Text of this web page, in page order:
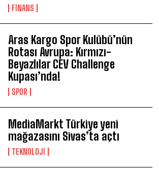
FİNANS
Aras Kargo Spor Kulübü’nün
Rotası Avrupa: Kırmızı-
Beyazlılar CEV Challenge
Kupası’nda!
SPOR
MediaMarkt Türkiye yeni
mağazasını Sivas’ta açtı
TEKNOLOJİ